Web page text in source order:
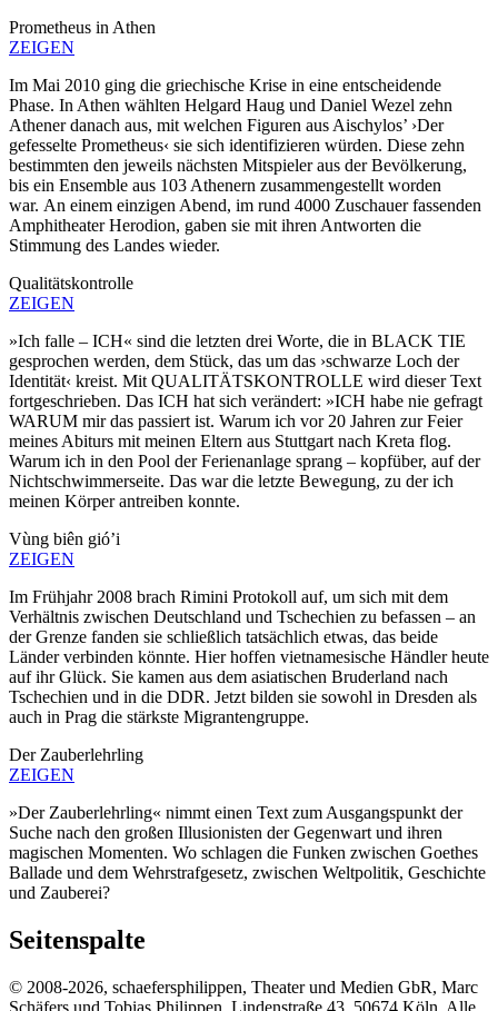
Prometheus in Athen
ZEIGEN
Im Mai 2010 ging die griechische Krise in eine entscheidende
Phase. In Athen wählten Helgard Haug und Daniel Wezel zehn
Athener danach aus, mit welchen Figuren aus Aischylos’ ›Der
gefesselte Prometheus‹ sie sich identifizieren würden. Diese zehn
bestimmten den jeweils nächsten Mitspieler aus der Bevölkerung,
bis ein Ensemble aus 103 Athenern zusammengestellt worden
war. An einem einzigen Abend, im rund 4000 Zuschauer fassenden
Amphitheater Herodion, gaben sie mit ihren Antworten die
Stimmung des Landes wieder.
Qualitätskontrolle
ZEIGEN
»Ich falle – ICH« sind die letzten drei Worte, die in BLACK TIE
gesprochen werden, dem Stück, das um das ›schwarze Loch der
Identität‹ kreist. Mit QUALITÄTSKONTROLLE wird dieser Text
fortgeschrieben. Das ICH hat sich verändert: »ICH habe nie gefragt
WARUM mir das passiert ist. Warum ich vor 20 Jahren zur Feier
meines Abiturs mit meinen Eltern aus Stuttgart nach Kreta flog.
Warum ich in den Pool der Ferienanlage sprang – kopfüber, auf der
Nichtschwimmerseite. Das war die letzte Bewegung, zu der ich
meinen Körper antreiben konnte.
Vùng biên gió’i
ZEIGEN
Im Frühjahr 2008 brach Rimini Protokoll auf, um sich mit dem
Verhältnis zwischen Deutschland und Tschechien zu befassen – an
der Grenze fanden sie schließlich tatsächlich etwas, das beide
Länder verbinden könnte. Hier hoffen vietnamesische Händler heute
auf ihr Glück. Sie kamen aus dem asiatischen Bruderland nach
Tschechien und in die DDR. Jetzt bilden sie sowohl in Dresden als
auch in Prag die stärkste Migrantengruppe.
Der Zauberlehrling
ZEIGEN
»Der Zauberlehrling« nimmt einen Text zum Ausgangspunkt der
Suche nach den großen Illusionisten der Gegenwart und ihren
magischen Momenten. Wo schlagen die Funken zwischen Goethes
Ballade und dem Wehrstrafgesetz, zwischen Weltpolitik, Geschichte
und Zauberei?
Seitenspalte
© 2008-2026, schaefersphilippen, Theater und Medien GbR, Marc
Schäfers und Tobias Philippen, Lindenstraße 43, 50674 Köln. Alle